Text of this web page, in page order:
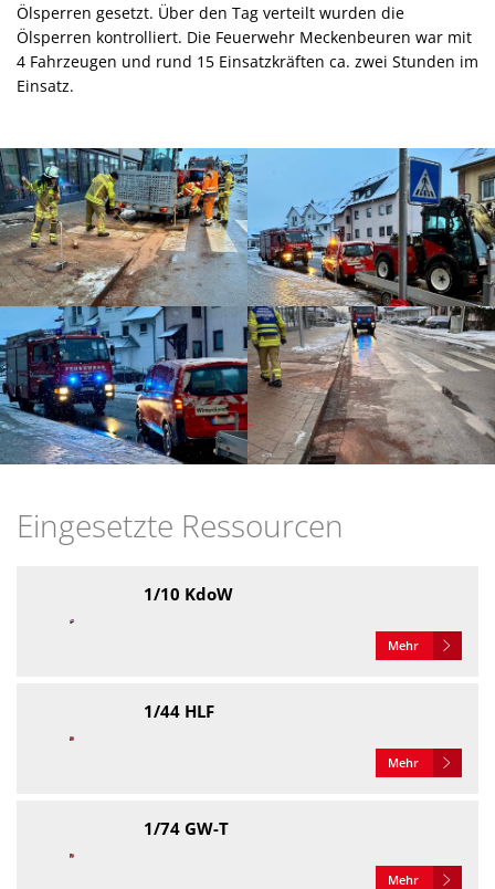
Ölsperren gesetzt. Über den Tag verteilt wurden die
Ölsperren kontrolliert. Die Feuerwehr Meckenbeuren war mit
4 Fahrzeugen und rund 15 Einsatzkräften ca. zwei Stunden im
Einsatz.
Eingesetzte Ressourcen
1/10 KdoW
Mehr
1/44 HLF
Mehr
1/74 GW-T
Mehr